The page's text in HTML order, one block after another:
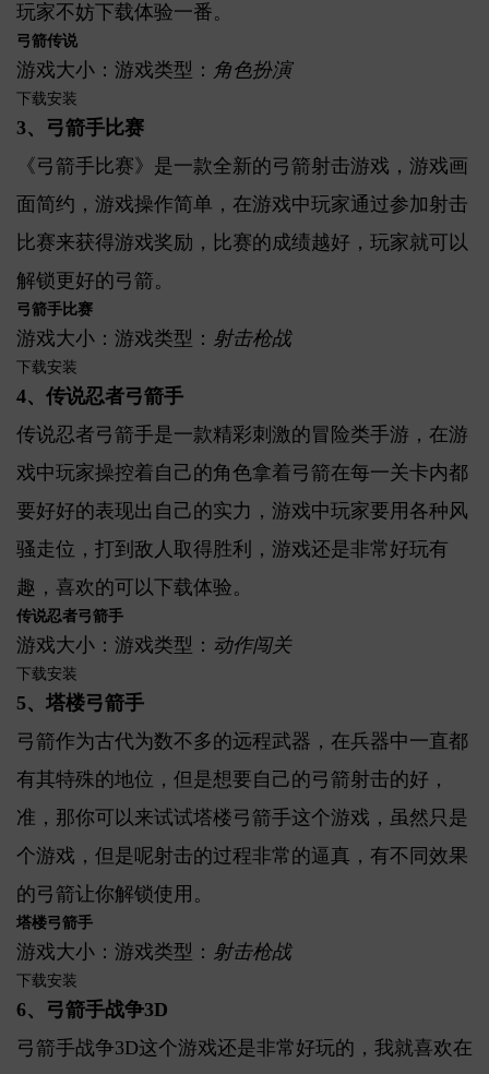
玩家不妨下载体验一番。
弓箭传说
游戏大小：游戏类型： 角色扮演
下载安装
3、弓箭手比赛
《弓箭手比赛》是一款全新的弓箭射击游戏，游戏画
面简约，游戏操作简单，在游戏中玩家通过参加射击
比赛来获得游戏奖励，比赛的成绩越好，玩家就可以
解锁更好的弓箭。
弓箭手比赛
游戏大小：游戏类型： 射击枪战
下载安装
4、传说忍者弓箭手
传说忍者弓箭手是一款精彩刺激的冒险类手游，在游
戏中玩家操控着自己的角色拿着弓箭在每一关卡内都
要好好的表现出自己的实力，游戏中玩家要用各种风
骚走位，打到敌人取得胜利，游戏还是非常好玩有
趣，喜欢的可以下载体验。
传说忍者弓箭手
游戏大小：游戏类型： 动作闯关
下载安装
5、塔楼弓箭手
弓箭作为古代为数不多的远程武器，在兵器中一直都
有其特殊的地位，但是想要自己的弓箭射击的好，
准，那你可以来试试塔楼弓箭手这个游戏，虽然只是
个游戏，但是呢射击的过程非常的逼真，有不同效果
的弓箭让你解锁使用。
塔楼弓箭手
游戏大小：游戏类型： 射击枪战
下载安装
6、弓箭手战争3D
弓箭手战争3D这个游戏还是非常好玩的，我就喜欢在